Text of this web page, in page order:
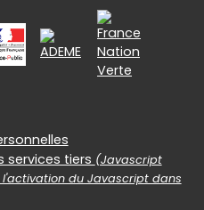
services tiers (Javascript
du Javascript dans